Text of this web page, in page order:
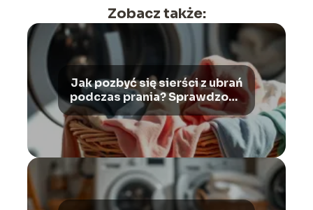
Zobacz także:
Jak pozbyć się sierści z ubrań
podczas prania? Sprawdzone
sposoby!